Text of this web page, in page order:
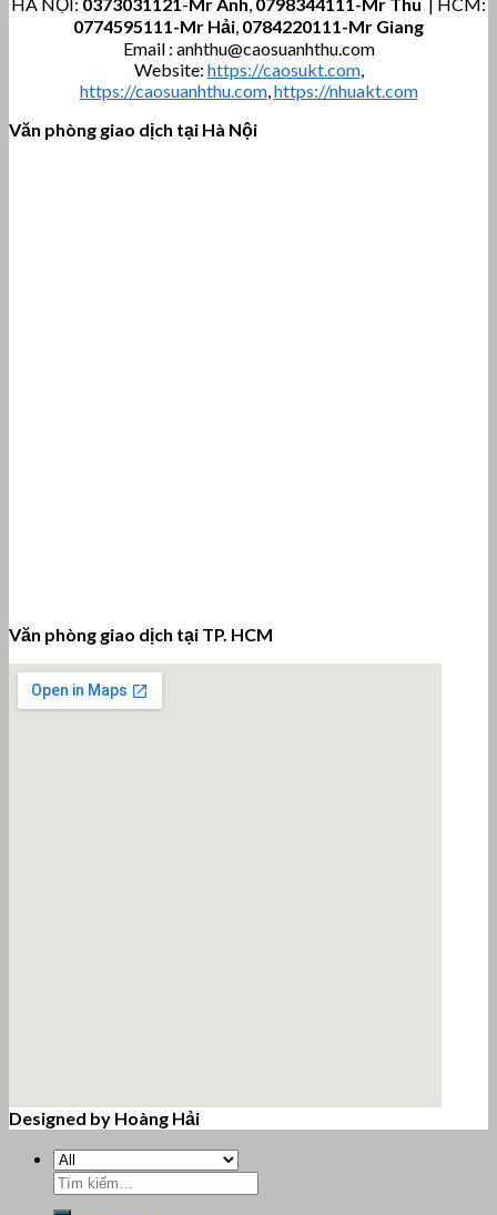
HÀ NỘI: 0373031121- Mr Anh, 0798344111-Mr Thu
| HCM:
0774595111-Mr Hải, 0784220111-Mr Giang
Email : anhthu@caosuanhthu.com
Website: https://caosukt.com,
https://caosuanhthu.com,https://nhuakt.com
Văn phòng giao dịch tại Hà Nội
Văn phòng giao dịch tại TP. HCM
Designed by Hoàng Hải
Tìm
kiếm: